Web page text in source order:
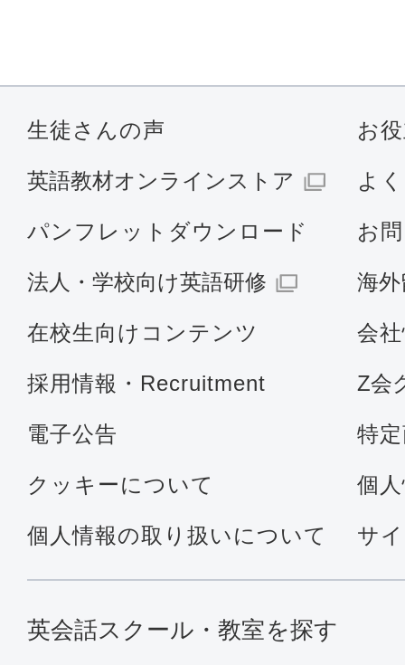
生徒さんの声 お
英語教材オンラインストア よ
パンフレットダウンロード お
法人・学校向け英語研修 海
在校生向けコンテンツ 会
採用情報・Recruitment Z会
電子公告 特
クッキーについて 個
個人情報の取り扱いについて サ
英会話スクール・教室を探す